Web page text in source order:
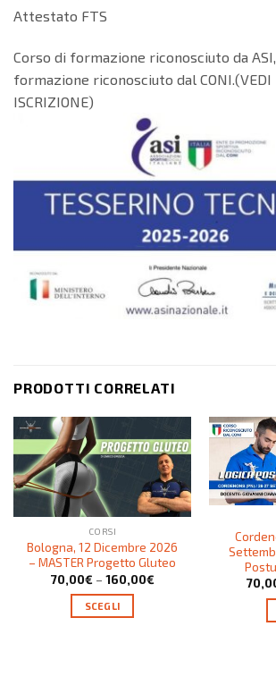
Attestato FTS
Corso di formazione riconosciuto da
formazione riconosciuto dal CONI.(VEDI
ISCRIZIONE)
PRODOTTI CORRELATI
CORSI
Bologna, 12 Dicembre 2026
– MASTER Progetto Gluteo
70,00€ – 160,00€
SCEGLI